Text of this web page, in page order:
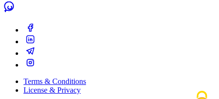
Terms & Conditions
License & Privacy